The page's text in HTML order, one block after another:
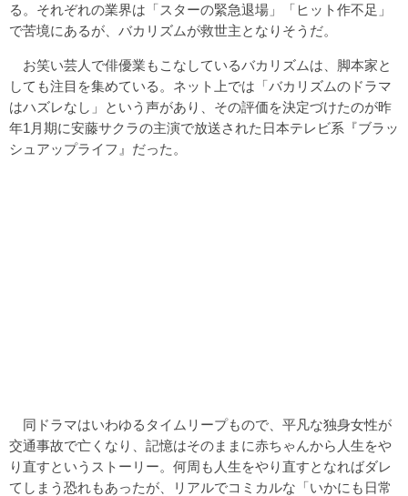
る。それぞれの業界は「スターの緊急退場」「ヒット作不足」
で苦境にあるが、バカリズムが救世主となりそうだ。
お笑い芸人で俳優業もこなしているバカリズムは、脚本家と
しても注目を集めている。ネット上では「バカリズムのドラマ
はハズレなし」という声があり、その評価を決定づけたのが昨
年1月期に安藤サクラの主演で放送された日本テレビ系『ブラッ
シュアップライフ』だった。
同ドラマはいわゆるタイムリープもので、平凡な独身女性が
交通事故で亡くなり、記憶はそのままに赤ちゃんから人生をや
り直すというストーリー。何周も人生をやり直すとなればダレ
てしまう恐れもあったが、リアルでコミカルな「いかにも日常